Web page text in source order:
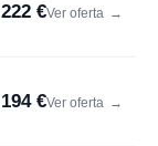
222 €Ver oferta →
194 €Ver oferta →